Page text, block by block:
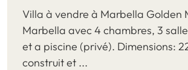
Villa à vendre à Marbella Golden
Marbella avec 4 chambres, 3
et a piscine (privé). Dimensions:
construit et ...